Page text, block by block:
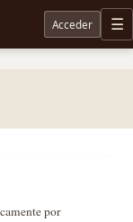
La Caza de Gollum, la
Acceder
por